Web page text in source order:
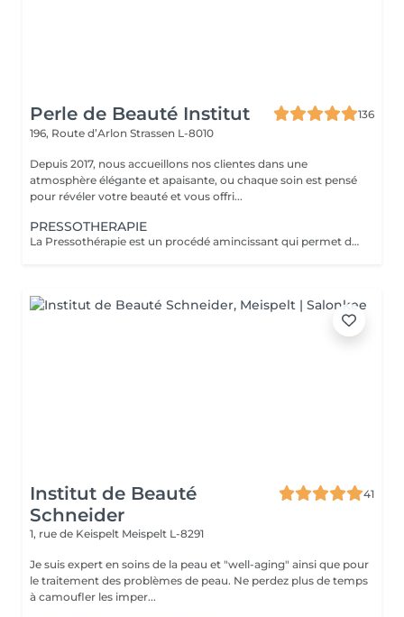
Perle de Beauté Institut
136
196, Route d’Arlon Strassen L-8010
Depuis 2017, nous accueillons nos clientes dans une
atmosphère élégante et apaisante, ou chaque soin est pensé
pour révéler votre beauté et vous offri...
PRESSOTHERAPIE
La Pressothérapie est un procédé amincissant qui permet de traiter les problèmes de rétention d'eau, de circulation sanguine, et soulagé les jambes lourdes. Cette technique mécanique agit comme un drainage lymphatique. Nous utilisons un appareil de Pressothérapie qui opére un massage par compression et décompression. Les alvéoles des accessoires se remplissent d'air à un rythme varié et exercent des pressions multiples et douces sur les parties traitées.
Institut de Beauté
Schneider
41
1, rue de Keispelt Meispelt L-8291
Je suis expert en soins de la peau et "well-aging" ainsi que pour
le traitement des problèmes de peau. Ne perdez plus de temps
à camoufler les imper...